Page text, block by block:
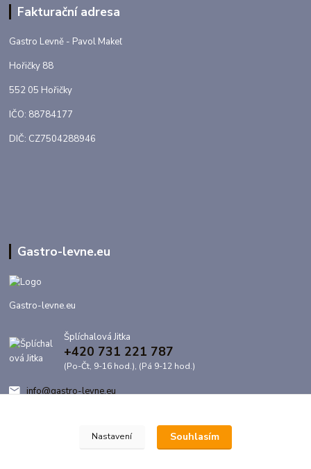
Fakturační adresa
Gastro Levně - Pavol Makeľ
Hořičky 88
552 05 Hořičky
IČO: 88784177
DIČ: CZ7504288946
Gastro-levne.eu
Gastro-levne.eu
Šplíchalová Jitka
+420 731 221 787
(Po-Čt, 9-16 hod.), (Pá 9-12 hod.)
info@gastro-levne.eu
Nastavení Souhlasím